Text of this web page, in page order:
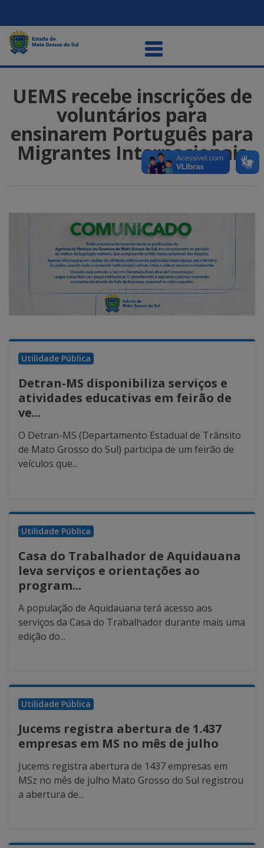
UEMS recebe inscrições de
voluntários para
ensinarem Português para
Migrantes Internacionais
Utilidade Pública
Detran-MS disponibiliza serviços e
atividades educativas em feirão de
ve...
O Detran-MS (Departamento Estadual de Trânsito
de Mato Grosso do Sul) participa de um feirão de
veículos que...
Utilidade Pública
Casa do Trabalhador de Aquidauana
leva serviços e orientações ao
program...
A população de Aquidauana terá acesso aos
serviços da Casa do Trabalhador durante mais uma
edição do...
Utilidade Pública
Jucems registra abertura de 1.437
empresas em MS no mês de julho
Jucems registra abertura de 1437 empresas em
MSz no mês de julho Mato Grosso do Sul registrou
a abertura de...